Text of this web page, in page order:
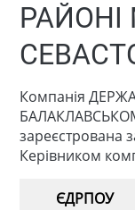
РАЙОНІ
Компанія
зареєстрована
Керівником
ЄДРПОУ